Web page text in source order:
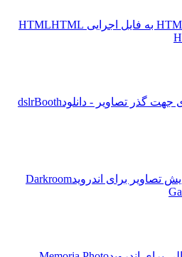
HTML
جهت گذر تصاویر - دانلودdslrBooth
تصاویر برای اندرویدDarkroom